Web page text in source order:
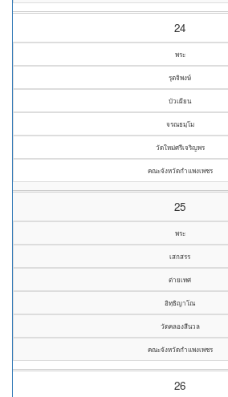
24
พระ
รุตจิพงษ์
บัวเผียน
จรณธมฺโม
วัดใหม่ศรีเจริญพร
คณะจังหวัดกำแพงเพชร
25
พระ
เสกสรร
ต่ายเทศ
อิทฺธิญาโณ
วัดคลองสีนวล
คณะจังหวัดกำแพงเพชร
26